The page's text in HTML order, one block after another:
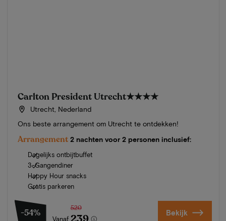
Carlton President Utrecht★★★★
Utrecht, Nederland
Ons beste arrangement om Utrecht te ontdekken!
Arrangement 2 nachten voor 2 personen inclusief:
Dagelijks ontbijtbuffet
3-Gangendiner
Happy Hour snacks
Gratis parkeren
-54%
Vanaf
520 Bekijk